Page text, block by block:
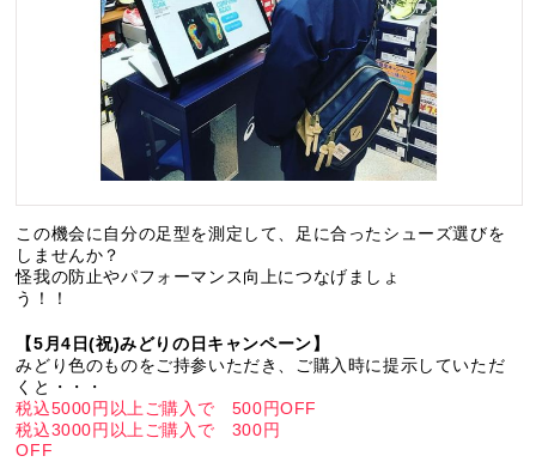
この機会に自分の足型を測定して、足に合ったシューズ選びを
しませんか？
怪我の防止やパフォーマンス向上につなげましょ
う！！
【5月4日(祝)みどりの日キャンペーン】
みどり色のものをご持参いただき、ご購入時に提示していただ
くと・・・
税込5000円以上ご購入で 500円OFF
税込3000円以上ご購入で 300円
OFF